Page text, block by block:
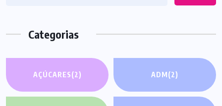
Categorias
AÇÚCARES(2) ADM(2)